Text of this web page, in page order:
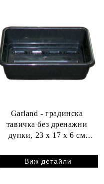
Garland - градинска
тавичка без дренажни
дупки, 23 x 17 x 6 см
Виж детайли